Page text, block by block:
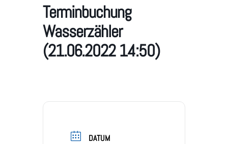
Terminbuchung
Wasserzähler
(21.06.2022 14:50)
DATUM